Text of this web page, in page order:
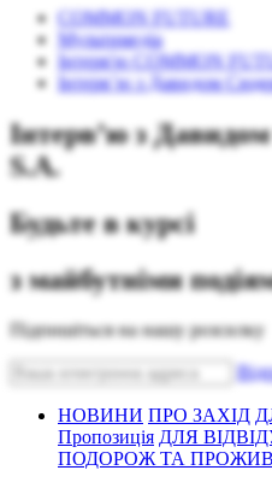
COMMON FUTURE
Mультимедіа
Інтерв'ю COMMON
Інтерв’ю з Давидом
Інтерв’ю з
S.A.
Будьте в курсі
з майбутніми
Підпишіться на нашу розсилку
НОВИНИ ПРО ЗАХІД
Пропозиція ДЛЯ
ПОДОРОЖ ТА